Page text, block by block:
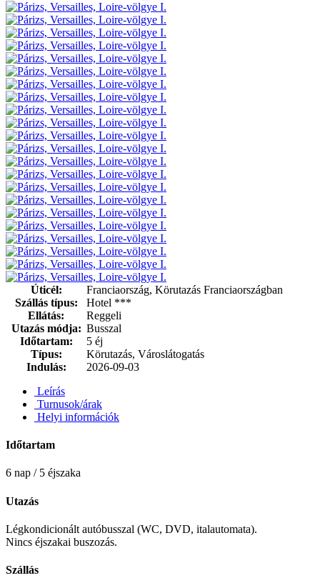
Úticél:
Franciaország, Körutazás Franciaországban
Szállás típus:
Hotel ***
Ellátás:
Reggeli
Utazás módja: Busszal
Időtartam:
5 éj
Típus:
Körutazás, Városlátogatás
Indulás:
2026-09-03
Leírás
Turnusok/árak
Helyi információk
Időtartam
6 nap / 5 éjszaka
Utazás
Légkondicionált autóbusszal (WC, DVD, italautomata).
Nincs éjszakai buszozás.
Szállás